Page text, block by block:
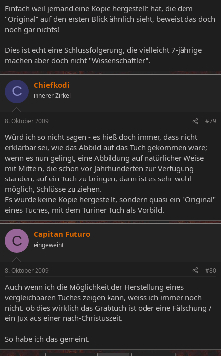
Einfach weil jemand eine Kopie hergestellt hat, die dem
"Original" auf den ersten Blick ähnlich sieht, beweist das doch
noch gar nichts!
Dies ist echt eine Schlussfolgerung, die vielleicht 7-jährige
machen aber doch nicht "Wissenschaftler".
C Chiefkodi
innerer Zirkel
8. Oktober 2009 #79
Würd ich so nicht sagen - es hieß doch immer, dass nicht
erklärbar sei, wie das Abbild auf das Tuch gekommen wäre;
wenn es nun gelingt, eine Abbildung auf natürlicher Weise
mit Mitteln, die schon vor Jahrhunderten zur Verfügung
standen, auf ein Tuch zu bringen, dann ist es sehr wohl
möglich, Schlüsse zu ziehen.
Es wurde keine Kopie hergestellt, sondern quasi ein "Original"
eines Tuches, mit dem Turiner Tuch als Vorbild.
C Capitan Futuro
eingeweiht
8. Oktober 2009 #80
Auch wenn ich die Möglichkeit der Herstellung eines
vergleichbaren Tuches zeigen kann, weiss ich immer noch
nicht, ob dies wirklich das Grabtuch ist oder eine Fälschung /
ein Jux aus einer nach-Christuszeit.
So habe ich das gemeint.